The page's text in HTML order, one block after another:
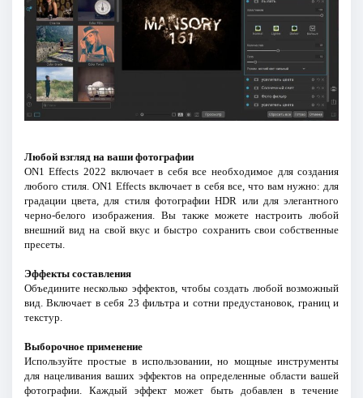
Любой взгляд на ваши фотографии
ON1 Effects 2022 включает в себя все необходимое для создания
любого стиля. ON1 Effects включает в себя все, что вам нужно: для
градации цвета, для стиля фотографии HDR или для элегантного
черно-белого изображения. Вы также можете настроить любой
внешний вид на свой вкус и быстро сохранить свои собственные
пресеты.
Эффекты составления
Объедините несколько эффектов, чтобы создать любой возможный
вид. Включает в себя 23 фильтра и сотни предустановок, границ и
текстур.
Выборочное применение
Используйте простые в использовании, но мощные инструменты
для нацеливания ваших эффектов на определенные области вашей
фотографии. Каждый эффект может быть добавлен в течение